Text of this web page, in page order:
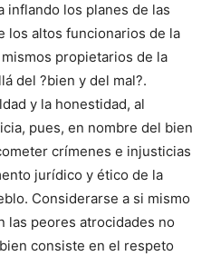
inflando los planes de las
los altos funcionarios de la
propietarios de la
del ?bien y del mal?.
y la honestidad, al
pues, en nombre del bien
crímenes e injusticias
jurídico y ético de la
Considerarse a si mismo
las peores atrocidades no
consiste en el respeto